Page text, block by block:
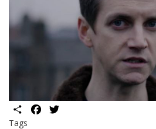
ShareFacebook
Tags